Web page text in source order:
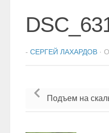
- СЕРГЕЙ ЛАХАРДОВ ·
Подъем на